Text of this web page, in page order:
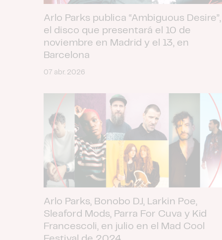
Arlo Parks publica “Ambiguous Desire”,
el disco que presentará el 10 de
noviembre en Madrid y el 13, en
Barcelona
07 abr. 2026
Arlo Parks, Bonobo DJ, Larkin Poe,
Sleaford Mods, Parra For Cuva y Kid
Francescoli, en julio en el Mad Cool